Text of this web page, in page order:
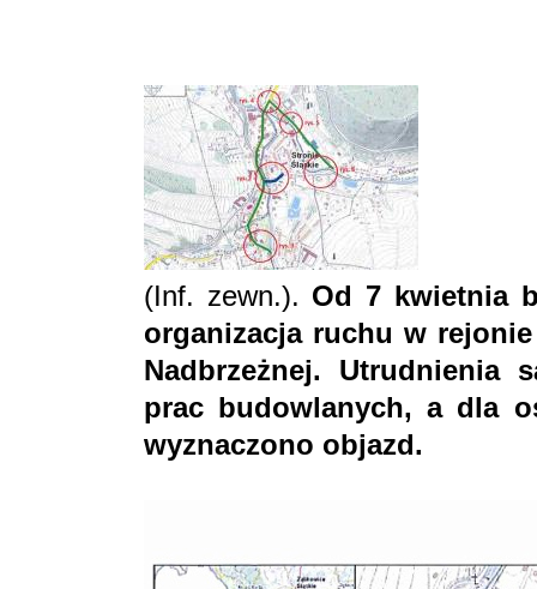
(Inf. zewn.). Od 7 kwietnia
organizacja ruchu w
Nadbrzeżnej. Utrudnienia
prac budowlanych, a dla
wyznaczono objazd.